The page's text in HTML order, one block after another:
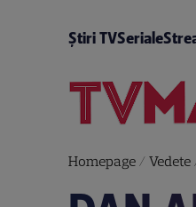
Știri TVSeriale
Homepage/ Vedete